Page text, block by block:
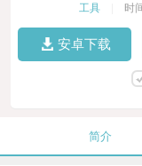
工具 时
安卓下载
简介